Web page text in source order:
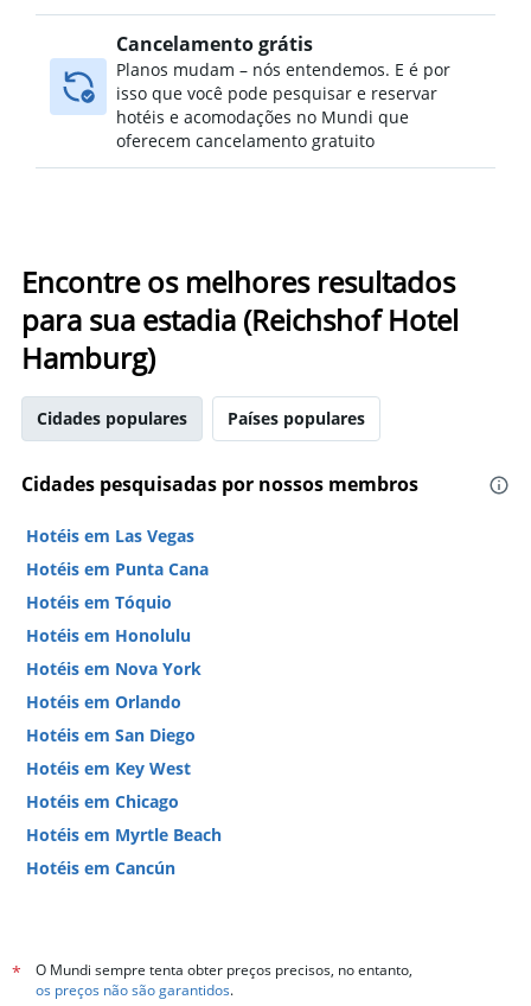
Cancelamento grátis
Planos mudam – nós entendemos. E é por
isso que você pode pesquisar e reservar
hotéis e acomodações no Mundi que
oferecem cancelamento gratuito
Encontre os melhores resultados
para sua estadia (Reichshof Hotel
Hamburg)
Cidades populares Países populares
Cidades pesquisadas por nossos membros
Hotéis em Las Vegas
Hotéis em Punta Cana
Hotéis em Tóquio
Hotéis em Honolulu
Hotéis em Nova York
Hotéis em Orlando
Hotéis em San Diego
Hotéis em Key West
Hotéis em Chicago
Hotéis em Myrtle Beach
Hotéis em Cancún
*
O Mundi sempre tenta obter preços precisos, no entanto,
os preços não são garantidos.